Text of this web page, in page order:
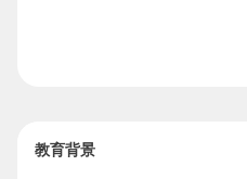
教育背景